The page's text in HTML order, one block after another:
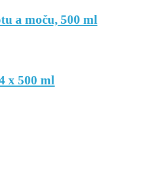
a moču, 500 ml
x 500 ml